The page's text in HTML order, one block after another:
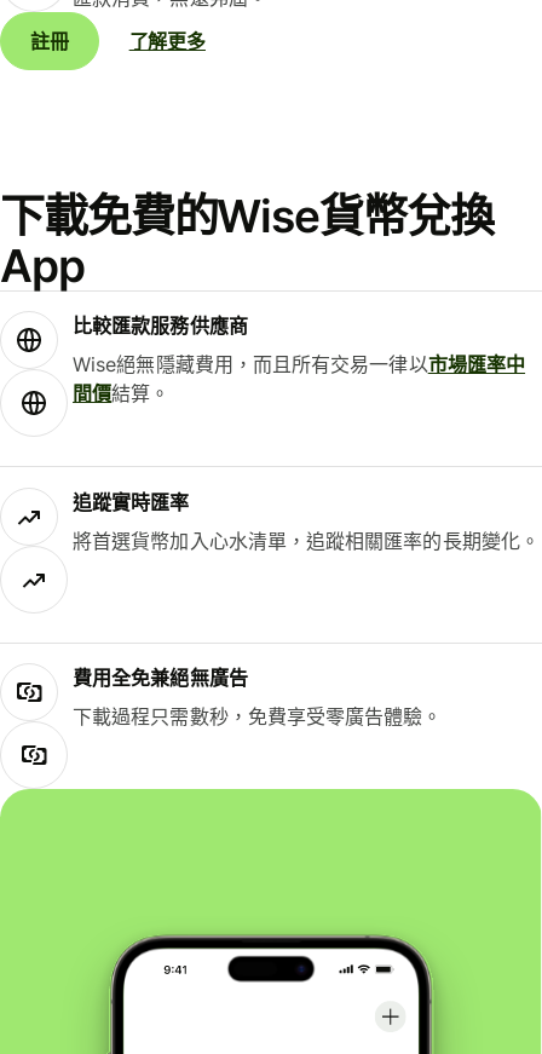
註冊
了解更多
下載免費的Wise貨幣兌換
App
比較匯款服務供應商
Wise絕無隱藏費用，而且所有交易一律以市場匯率中
間價結算。
追蹤實時匯率
將首選貨幣加入心水清單，追蹤相關匯率的長期變化。
費用全免兼絕無廣告
下載過程只需數秒，免費享受零廣告體驗。